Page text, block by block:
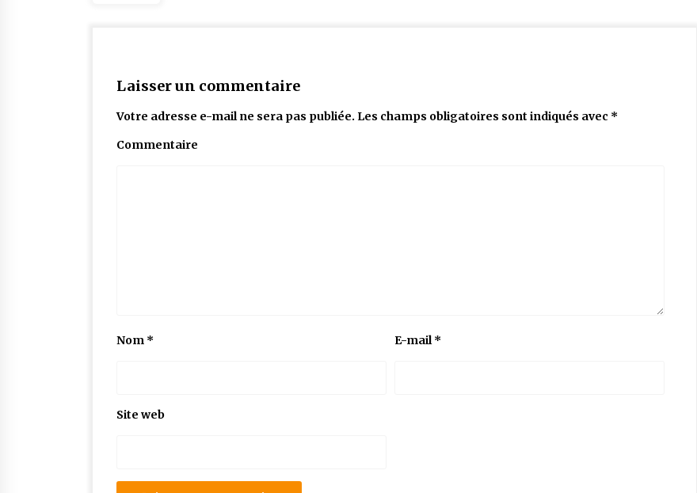
Laisser un commentaire
Votre adresse e-mail ne sera pas publiée. Les champs obligatoires sont indiqués avec *
Commentaire
Nom * E-mail*
Site web